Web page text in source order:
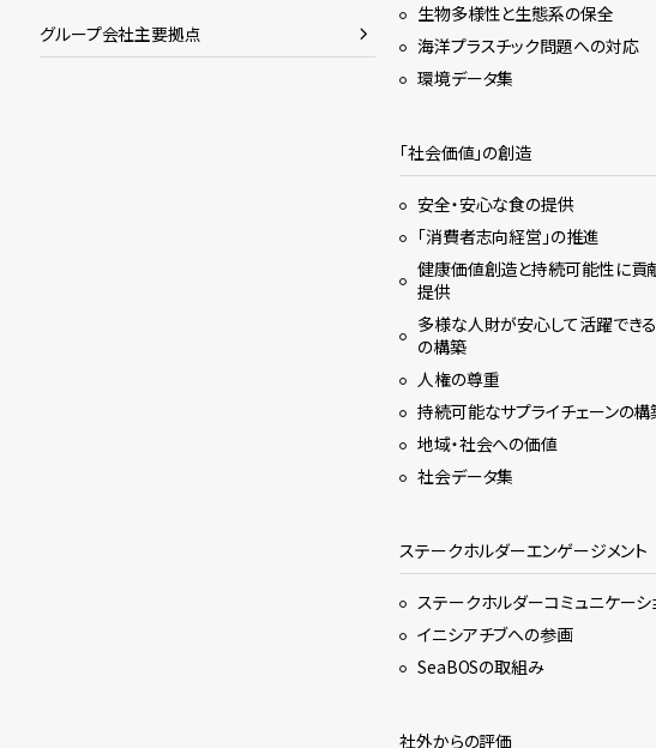
グループ会社主要拠点
生物多様性と生態系の保全
海洋プラスチック問題への対応
環境データ集
「社会価値」の創造
安全・安心な食の提供
「消費者志向経営」の推進
健康価値創造と持続可能性に貢
提供
多様な人財が安心して活躍でき
の構築
人権の尊重
持続可能なサプライチェーンの構
地域・社会への価値
社会データ集
ステークホルダーエンゲージメント
ステークホルダーコミュニケーシ
イニシアチブへの参画
SeaBOSの取組み
社外からの評価